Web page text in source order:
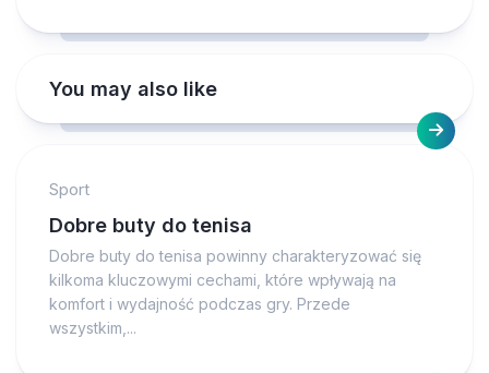
You may also like
Sport
Dobre buty do tenisa
Dobre buty do tenisa powinny charakteryzować się
kilkoma kluczowymi cechami, które wpływają na
komfort i wydajność podczas gry. Przede
wszystkim,...